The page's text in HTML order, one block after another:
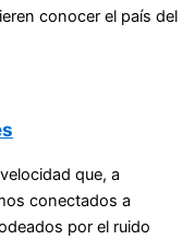
conocer el país del
que, a
conectados a
por el ruido